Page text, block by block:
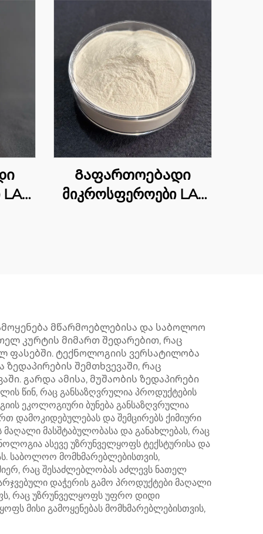
Გაფართოებადი
მიკროსფეროები LA-
მწარმოებლებისა და საბოლოო
კურტის მიმართ შედარებით, რაც
ფასებში. ტექნოლოგიის ვერსატილობა
შემთხვევაში, რაც
გარდა ამისა, მუშაობის ზედაპირები
წინ, რაც განსაზღვრულია პროდუქტების
ეკოლოგიური ბუნება განსაზღვრულია
დამოკიდებულებას და შემცირებს ქიმიური
მაღალი მასშტაბულობასა და განახლებას, რაც
ასევე უზრუნველყოფს ტექსტურისა და
საბოლოო მომხმარებლებისთვის,
რაც შესაძლებლობას აძლევს ნათელ
დაჭერის გამო პროდუქტები მაღალი
რაც უზრუნველყოფს უფრო დიდი
მისი გამოყენებას მომხმარებლებისთვის,